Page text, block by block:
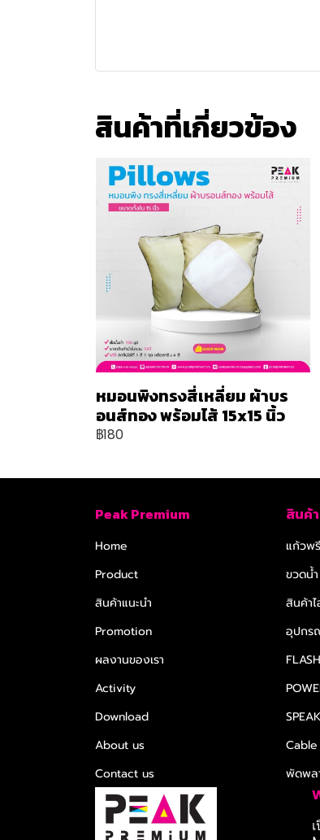
สินค้าที่เกี่ยวข้อง
หมอนพิงทรงสี่เหลี่ยม ผ้าบร
อนส์ทอง พร้อมไส้ 15x15 นิ้ว
฿180
Peak Premium
Home
Product
สินค้าแนะนำ
Promotion
ผลงานของเรา
Activity
Download
About us
Contact us
สินค้
แก้วพ
ขวดน้
สินค้า
อุปกร
พัดพล